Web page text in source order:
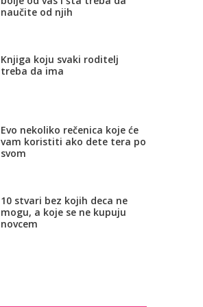
naučite od njih
Knjiga koju svaki roditelj
treba da ima
Evo nekoliko rečenica koje će
vam koristiti ako dete tera po
svom
10 stvari bez kojih deca ne
mogu, a koje se ne kupuju
novcem